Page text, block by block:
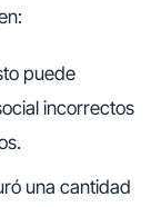
puede
incorrectos
una cantidad